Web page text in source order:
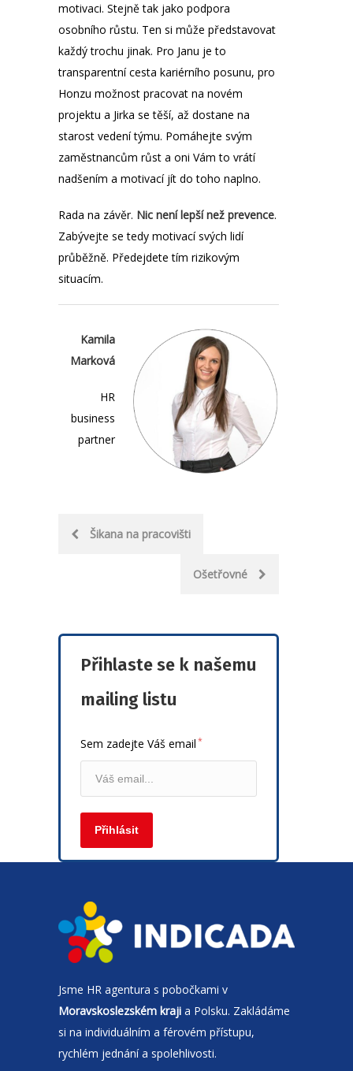
motivaci. Stejně tak jako podpora
osobního růstu. Ten si může představovat
každý trochu jinak. Pro Janu je to
transparentní cesta kariérního posunu, pro
Honzu možnost pracovat na novém
projektu a Jirka se těší, až dostane na
starost vedení týmu. Pomáhejte svým
zaměstnancům růst a oni Vám to vrátí
nadšením a motivací jít do toho naplno.
Rada na závěr. Nic není lepší než prevence.
Zabývejte se tedy motivací svých lidí
průběžně. Předejdete tím rizikovým
situacím.
Kamila
Marková
HR
business
partner
PostŠikana na pracovišti
Ošetřovné
Přihlaste se k našemu
mailing listu
Sem zadejte Váš email *
Jsme HR agentura s pobočkami v
Moravskoslezském kraji a Polsku. Zakládáme
si na individuálním a férovém přístupu,
rychlém jednání a spolehlivosti.